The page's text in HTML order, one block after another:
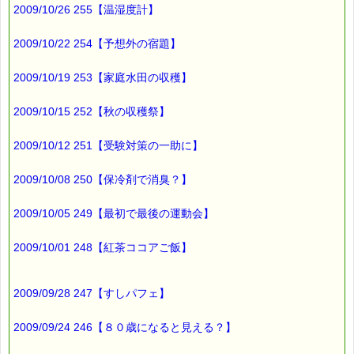
なんと、
そんな時間に観察するのは
「ちょっときついなぁ」
「朝でも見えると思うよ」
結局
夫の言うとおり
夜だと思い込んでいました。
2009/10/26 255【温湿度計】
2009/10/22 254【予想外の宿題】
2009/10/19 253【家庭水田の収穫】
2009/10/15 252【秋の収穫祭】
2009/10/12 251【受験対策の一助に】
2009/10/08 250【保冷剤で消臭？】
2009/10/05 249【最初で最後の運動会】
2009/10/01 248【紅茶ココアご飯】
2009/09/28 247【すしパフェ】
2009/09/24 246【８０歳になると見える？】